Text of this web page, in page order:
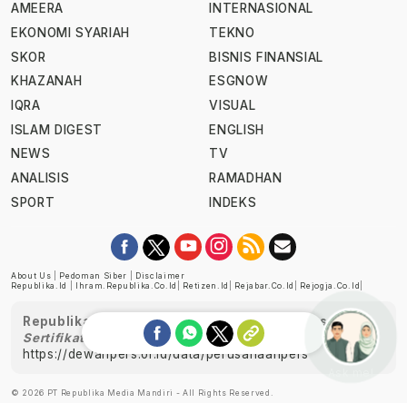
AMEERA
EKONOMI SYARIAH
SKOR
KHAZANAH
IQRA
ISLAM DIGEST
NEWS
ANALISIS
SPORT
INTERNASIONAL
TEKNO
BISNIS FINANSIAL
ESGNOW
VISUAL
ENGLISH
TV
RAMADHAN
INDEKS
About Us Pedoman Siber
Disclaimer
Republika.id
Ihram.republika.co.id Retizen.id Rejabar.co.id Rejogja.co.id
Republika telah diverifikasi oleh Dewan Pers
Sertifikat Nomor 1058/DP-Verifikasi/K/XII/2022
https://dewanpers.or.id/data/perusahaanpers
© 2026 PT Republika Media Mandiri - All Rights Reserved.